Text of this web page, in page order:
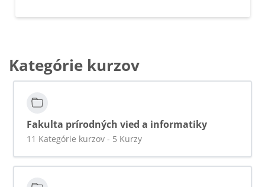
Kategórie kurzov
Fakulta prírodných vied a informatiky
11 Kategórie kurzov - 5 Kurzy